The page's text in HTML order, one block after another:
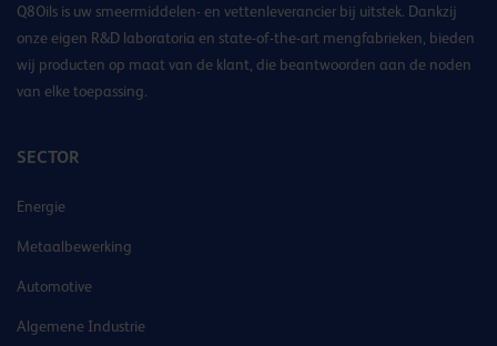
Q8Oils is uw smeermiddelen- en vettenleverancier bij uitstek. Dankzij
onze eigen R&D laboratoria en state-of-the-art mengfabrieken, bieden
wij producten op maat van de klant, die beantwoorden aan de noden
van elke toepassing.
SECTOR
Energie
Metaalbewerking
Automotive
Algemene Industrie